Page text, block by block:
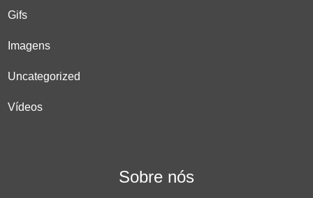
Gifs
Imagens
Uncategorized
Vídeos
Sobre nós